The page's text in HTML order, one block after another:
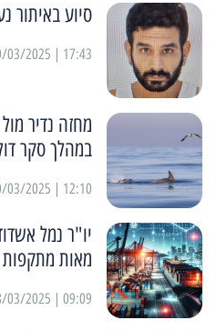
סיוע באיתור
17:43 | 30/03/2025
מחזה נדיר
במהלך סקר
12:10 | 30/03/2025
יו"ר נמל
מאות מתקפות
09:09 | 28/03/2025